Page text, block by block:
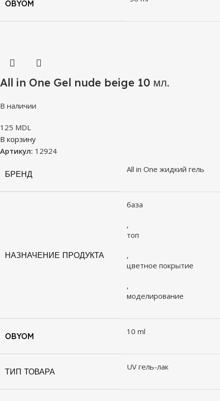
OBYOM
All in One Gel nude beige 10 мл.
В наличии
125 MDL
В корзину
Артикул: 12924
БРЕНД All in One жидкий гель
НАЗНАЧЕНИЕ ПРОДУКТА
база
,
топ
,
цветное покрытие
,
моделирование
OBYOM 10 ml
ТИП ТОВАРА UV гель-лак